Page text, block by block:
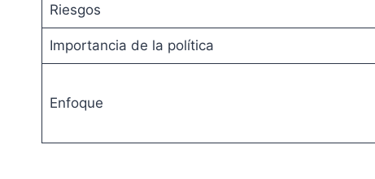
Riesgos
Importancia de la política
Enfoque